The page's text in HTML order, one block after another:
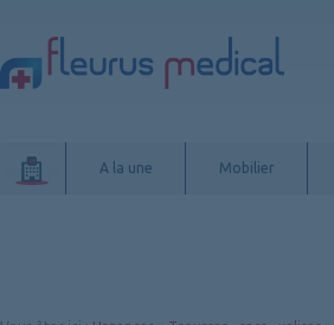
A la une Mobilier